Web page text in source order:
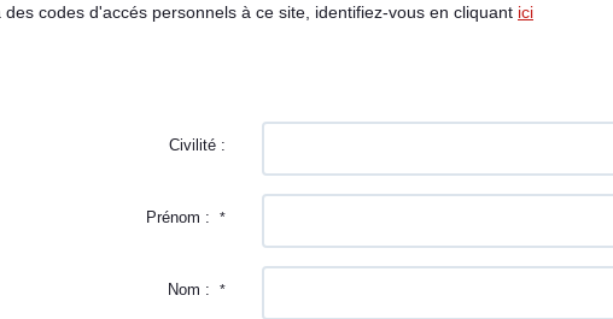
des codes d'accés personnels à ce site, identifiez-vous en cliquant ici
Civilité :
Prénom :*
Nom :*